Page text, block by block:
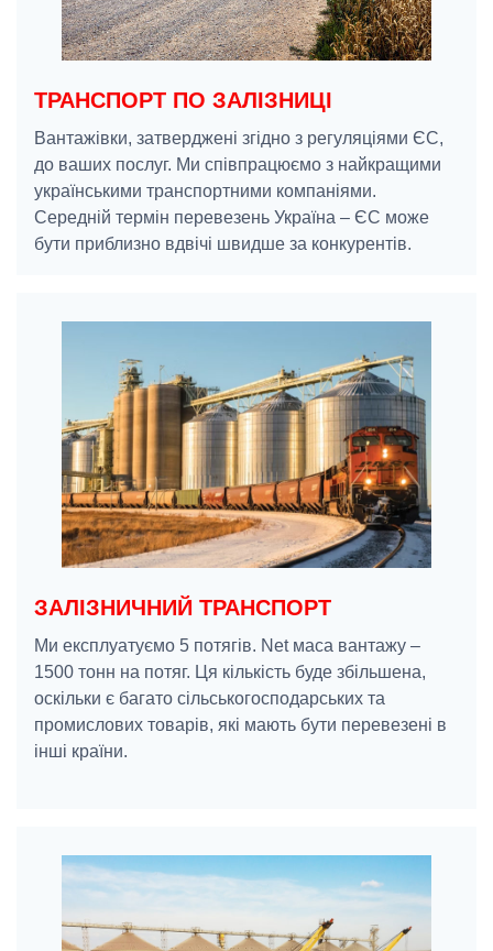
ТРАНСПОРТ ПО ЗАЛІЗНИЦІ
Вантажівки, затверджені згідно з регуляціями ЄС,
до ваших послуг. Ми співпрацюємо з найкращими
українськими транспортними компаніями.
Середній термін перевезень Україна – ЄС може
бути приблизно вдвічі швидше за конкурентів.
ЗАЛІЗНИЧНИЙ ТРАНСПОРТ
Ми експлуатуємо 5 потягів. Net маса вантажу –
1500 тонн на потяг. Ця кількість буде збільшена,
оскільки є багато сільськогосподарських та
промислових товарів, які мають бути перевезені в
інші країни.